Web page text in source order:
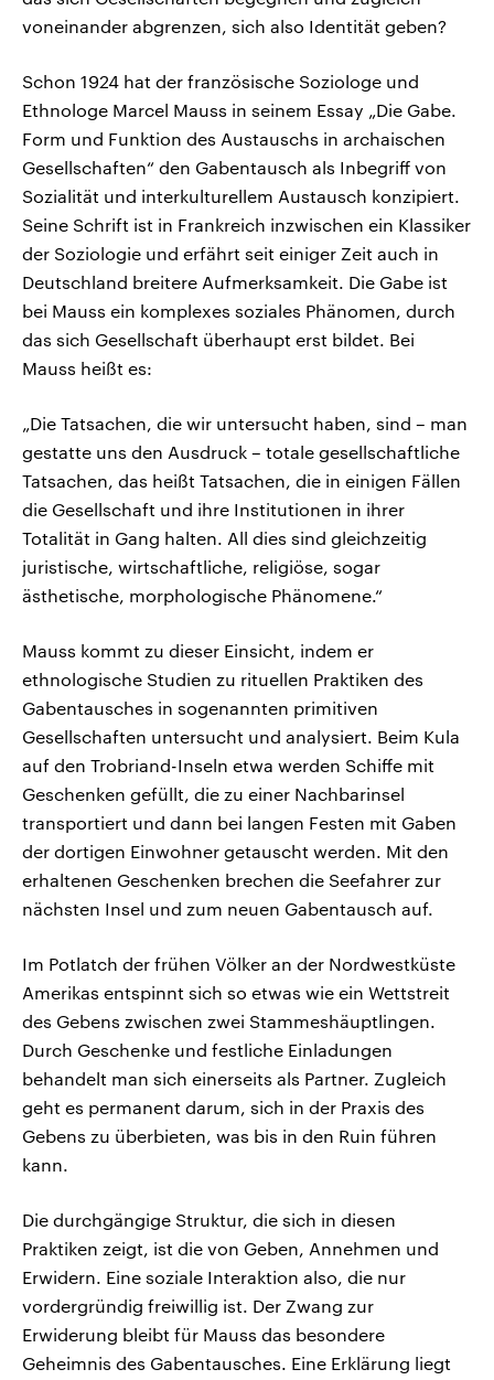
voneinander abgrenzen, sich also Identität geben?
Schon 1924 hat der französische Soziologe und
Ethnologe Marcel Mauss in seinem Essay „Die Gabe.
Form und Funktion des Austauschs in archaischen
Gesellschaften“ den Gabentausch als Inbegriff von
Sozialität und interkulturellem Austausch konzipiert.
Seine Schrift ist in Frankreich inzwischen ein Klassiker
der Soziologie und erfährt seit einiger Zeit auch in
Deutschland breitere Aufmerksamkeit. Die Gabe ist
bei Mauss ein komplexes soziales Phänomen, durch
das sich Gesellschaft überhaupt erst bildet. Bei
Mauss heißt es:
„Die Tatsachen, die wir untersucht haben, sind – man
gestatte uns den Ausdruck – totale gesellschaftliche
Tatsachen, das heißt Tatsachen, die in einigen Fällen
die Gesellschaft und ihre Institutionen in ihrer
Totalität in Gang halten. All dies sind gleichzeitig
juristische, wirtschaftliche, religiöse, sogar
ästhetische, morphologische Phänomene.“
Mauss kommt zu dieser Einsicht, indem er
ethnologische Studien zu rituellen Praktiken des
Gabentausches in sogenannten primitiven
Gesellschaften untersucht und analysiert. Beim Kula
auf den Trobriand-Inseln etwa werden Schiffe mit
Geschenken gefüllt, die zu einer Nachbarinsel
transportiert und dann bei langen Festen mit Gaben
der dortigen Einwohner getauscht werden. Mit den
erhaltenen Geschenken brechen die Seefahrer zur
nächsten Insel und zum neuen Gabentausch auf.
Im Potlatch der frühen Völker an der Nordwestküste
Amerikas entspinnt sich so etwas wie ein Wettstreit
des Gebens zwischen zwei Stammeshäuptlingen.
Durch Geschenke und festliche Einladungen
behandelt man sich einerseits als Partner. Zugleich
geht es permanent darum, sich in der Praxis des
Gebens zu überbieten, was bis in den Ruin führen
kann.
Die durchgängige Struktur, die sich in diesen
Praktiken zeigt, ist die von Geben, Annehmen und
Erwidern. Eine soziale Interaktion also, die nur
vordergründig freiwillig ist. Der Zwang zur
Erwiderung bleibt für Mauss das besondere
Geheimnis des Gabentausches. Eine Erklärung liegt